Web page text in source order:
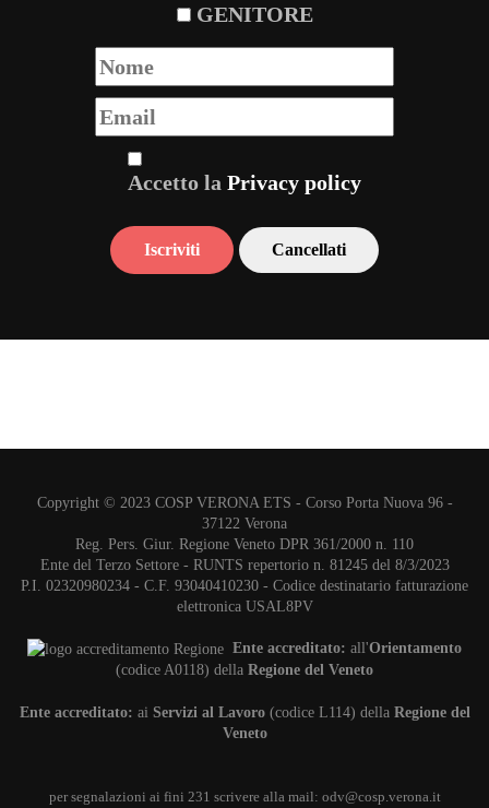
GENITORE
Accetto la Privacy policy
Copyright © 2023 COSP VERONA ETS - Corso Porta Nuova 96 -
37122 Verona
Reg. Pers. Giur. Regione Veneto DPR 361/2000 n. 110
Ente del Terzo Settore - RUNTS repertorio n. 81245 del 8/3/2023
P.I. 02320980234 - C.F. 93040410230 - Codice destinatario fatturazione
elettronica USAL8PV
Ente accreditato: all'Orientamento
(codice A0118) della Regione del Veneto
Ente accreditato: ai Servizi al Lavoro(codice L114) della Regione del
Veneto
per segnalazioni ai fini 231 scrivere alla mail: odv@cosp.verona.it